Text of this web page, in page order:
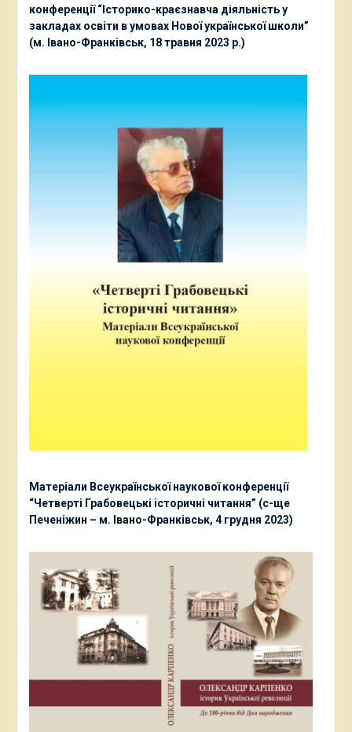
конференції “Історико-краєзнавча діяльність у
закладах освіти в умовах Нової української школи”
(м. Івано-Франківськ, 18 травня 2023 р.)
Матеріали Всеукраїнської наукової конференції
“Четверті Грабовецькі історичні читання” (с-ще
Печеніжин – м. Івано-Франківськ, 4 грудня 2023)